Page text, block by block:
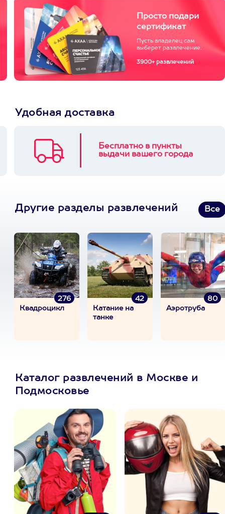
Просто подари
сертификат
Пусть владелец сам
выберет развлечение.
3900+ развлечений
Удобная доставка
Бесплатно в пункты
выдачи вашего города
Другие разделы развлечений Все
276
Квадроцикл
42
Катание на
танке
80
Аэротруба
Каталог развлечений в Москве и
Подмосковье